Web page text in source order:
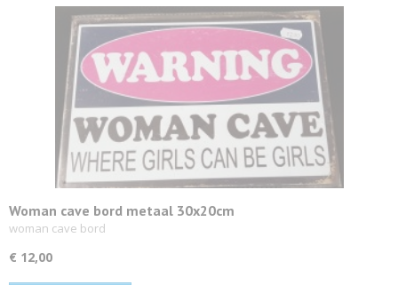
Woman cave bord metaal 30x20cm
woman cave bord
€ 12,00